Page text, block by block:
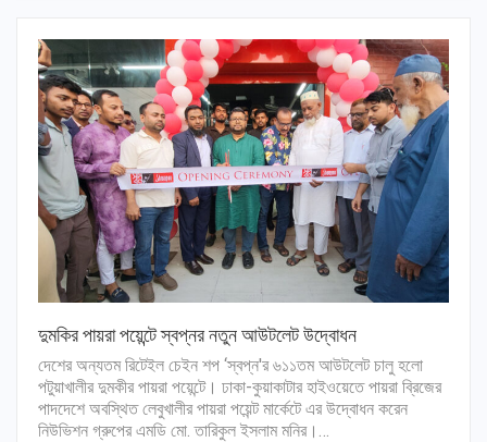
দুমকির পায়রা পয়েন্টে স্বপ্নর নতুন আউটলেট উদ্বোধন
দেশের অন্যতম রিটেইল চেইন শপ ‘স্বপ্ন'র ৬১১তম আউটলেট চালু হলো
পটুয়াখালীর দুমকীর পায়রা পয়েন্টে। ঢাকা-কুয়াকাটার হাইওয়েতে পায়রা ব্রিজের
পাদদেশে অবস্থিত লেবুখালীর পায়রা পয়েন্ট মার্কেটে এর উদ্বোধন করেন
নিউভিশন গ্রুপের এমডি মো. তারিকুল ইসলাম মনির।…